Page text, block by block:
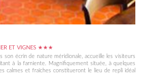
ET VIGNES ★★★
son écrin de nature méridionale, accueille les visiteurs
à la farniente. Magnifiquement située, à quelques
calmes et fraîches constitueront le lieu de repli idéal